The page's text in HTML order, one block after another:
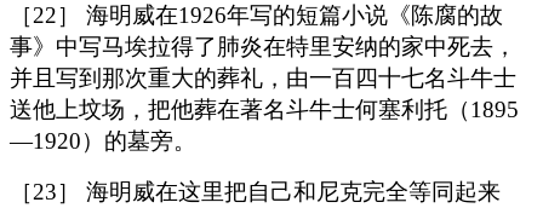
［22］ 海明威在1926年写的短篇小说《陈腐的故
事》中写马埃拉得了肺炎在特里安纳的家中死去，
并且写到那次重大的葬礼，由一百四十七名斗牛士
送他上坟场，把他葬在著名斗牛士何塞利托（1895
—1920）的墓旁。
［23］ 海明威在这里把自己和尼克完全等同起来